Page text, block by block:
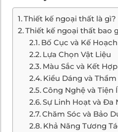
Thiết kế ngoại thất là gì?
Thiết kế ngoại thất bao
Bố Cục và Kế Hoạch
Lựa Chọn Vật Liệu
Màu Sắc và Kết
Kiểu Dáng và Thẩm
Công Nghệ và Tiện
Sự Linh Hoạt và Đa
Chăm Sóc và Bảo
Khả Năng Tương